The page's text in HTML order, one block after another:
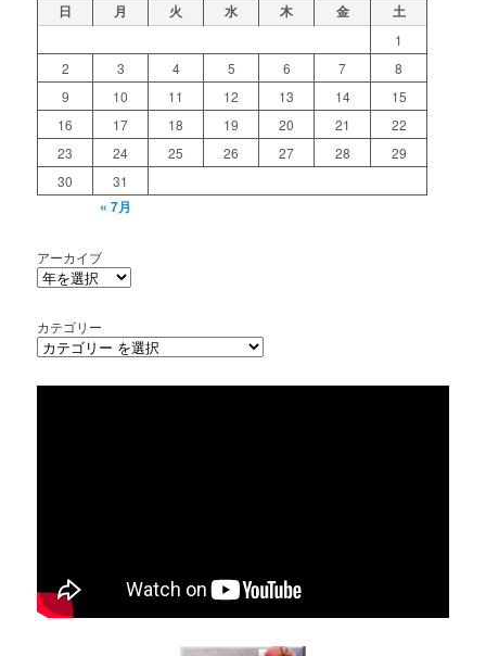
日 月 火 水 木 金 土
1
2
3 4 5 6 7
8
9
10 11 12 13 14
15
16
17 18 19 20 21
22
23
24 25 26 27 28
29
30
31
« 7月
アーカイブ
カテゴリー